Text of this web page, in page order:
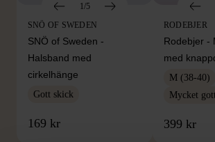
1/5
SNÖ OF SWEDEN
SNÖ of Sweden -
Halsband med
cirkelhänge
Gott skick
169 kr
RODEBJER
Rodebjer -
med
M (38-40)
Mycket
399 kr